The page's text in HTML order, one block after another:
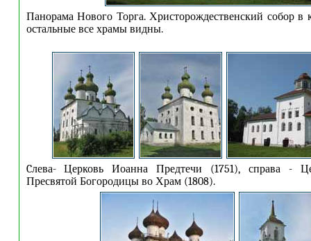
Панорама Нового Торга. Христорождественский собор в
остальные все храмы видны.
Cлева- Церковь Иоанна Предтечи (1751), справа -
Пресвятой Богородицы во Храм (1808).